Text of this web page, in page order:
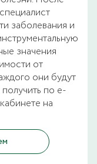
заболевания и
значения
от
они будут
по e-
на